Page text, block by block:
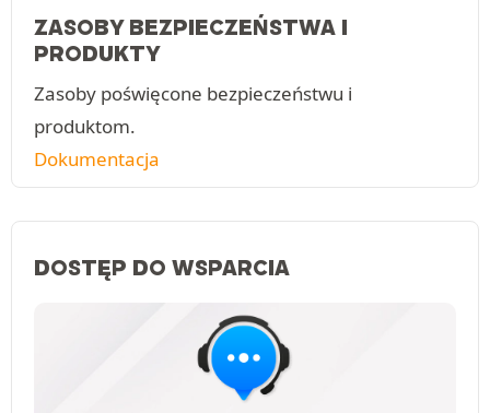
ZASOBY BEZPIECZEŃSTWA I
PRODUKTY
Zasoby poświęcone bezpieczeństwu i
produktom.
Dokumentacja
DOSTĘP DO WSPARCIA